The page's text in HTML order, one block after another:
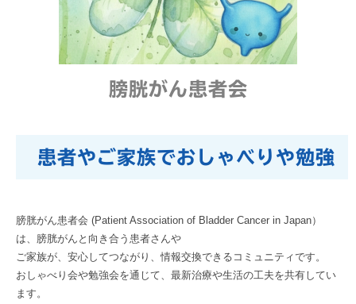
膀胱がん患者会
患者やご家族でおしゃべりや勉強
膀胱がん患者会 (Patient Association of Bladder Cancer in Japan）
は、膀胱がんと向き合う患者さんや
ご家族が、安心してつながり、情報交換できるコミュニティです。
おしゃべり会や勉強会を通じて、最新治療や生活の工夫を共有してい
ます。